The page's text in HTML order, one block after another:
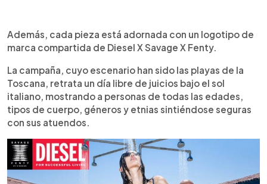
Además, cada pieza está adornada con un logotipo de
marca compartida de Diesel X Savage X Fenty.
La campaña, cuyo escenario han sido las playas de la
Toscana, retrata un día libre de juicios bajo el sol
italiano, mostrando a personas de todas las edades,
tipos de cuerpo, géneros y etnias sintiéndose seguras
con sus atuendos.